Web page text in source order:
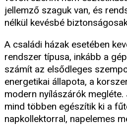
jellemző szaguk van, és
nélkül kevésbé
A családi házak esetében
rendszer típusa, inkább a
számít az elsődleges
energetikai állapota, a
modern nyílászárók
mind többen egészítik ki a
napkollektorral, napelemes